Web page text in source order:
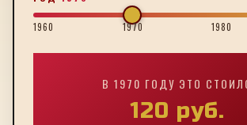
1960 1970 1980
В 1970 ГОДУ ЭТО
120 руб.